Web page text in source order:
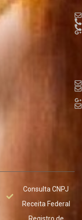
Consulta CNPJ
Receita Federal
Registro de